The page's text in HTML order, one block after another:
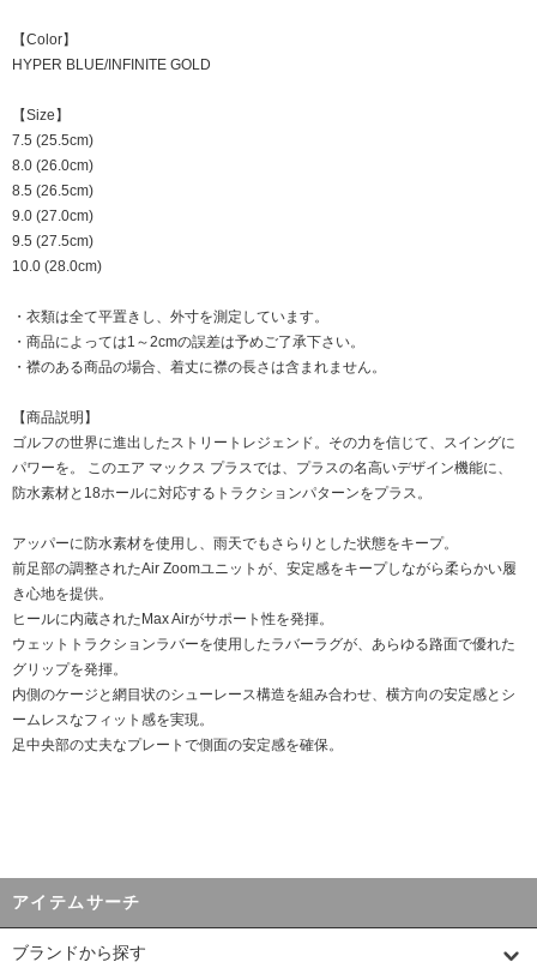
【Color】
HYPER BLUE/INFINITE GOLD
【Size】
7.5 (25.5cm)
8.0 (26.0cm)
8.5 (26.5cm)
9.0 (27.0cm)
9.5 (27.5cm)
10.0 (28.0cm)
・衣類は全て平置きし、外寸を測定しています。
・商品によっては1～2cmの誤差は予めご了承下さい。
・襟のある商品の場合、着丈に襟の長さは含まれません。
【商品説明】
ゴルフの世界に進出したストリートレジェンド。その力を信じて、スイングに
パワーを。 このエア マックス プラスでは、プラスの名高いデザイン機能に、
防水素材と18ホールに対応するトラクションパターンをプラス。
アッパーに防水素材を使用し、雨天でもさらりとした状態をキープ。
前足部の調整されたAir Zoomユニットが、安定感をキープしながら柔らかい履
き心地を提供。
ヒールに内蔵されたMax Airがサポート性を発揮。
ウェットトラクションラバーを使用したラバーラグが、あらゆる路面で優れた
グリップを発揮。
内側のケージと網目状のシューレース構造を組み合わせ、横方向の安定感とシ
ームレスなフィット感を実現。
足中央部の丈夫なプレートで側面の安定感を確保。
アイテムサーチ
ブランドから探す